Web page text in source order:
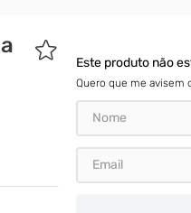
Este produto não
Quero que me avisem